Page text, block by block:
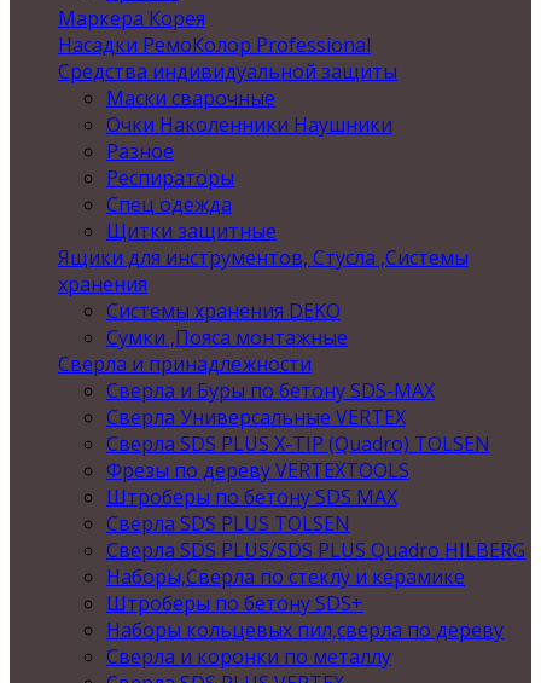
Маркера Корея
Насадки РемоКолор Professional
Средства индивидуальной защиты
Маски сварочные
Очки Наколенники Наушники
Разное
Респираторы
Спец одежда
Щитки защитные
Ящики для инструментов, Стусла ,Системы
хранения
Системы хранения DEKO
Сумки ,Пояса монтажные
Сверла и принадлежности
Сверла и Буры по бетону SDS-MAX
Сверла Универсальные VERTEX
Сверла SDS PLUS X-TIP (Quadro) TOLSEN
Фрезы по дереву VERTEXTOOLS
Штроберы по бетону SDS MAX
Сверла SDS PLUS TOLSEN
Сверла SDS PLUS/SDS PLUS Quadro HILBERG
Наборы,Сверла по стеклу и керамике
Штроберы по бетону SDS+
Наборы кольцевых пил,сверла по дереву
Сверла и коронки по металлу